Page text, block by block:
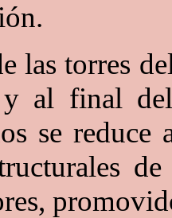
torres
y al final
se